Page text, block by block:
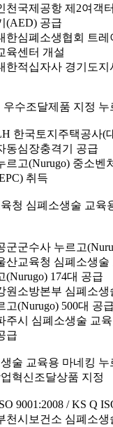
천국제공항 제2여객
(AED) 공급
한심폐소생협회 트
육센터 개설
한적십자사 경기도
우수조달제품 지정 누
한국토지주택공사(
동심장충격기 공급
르고(Nurugo) 중소벤
취득
청 심폐소생술 교육
군군수사 누르고
산교육청 심폐소생술
(Nurugo) 174대 공급
원소방본부 심폐소
고(Nurugo) 500대 공급
주시 심폐소생술 교
급
술 교육용 마네킹 누
혁신조달상품 지정
9001:2008 / KS Q
천시보건소 심폐소생